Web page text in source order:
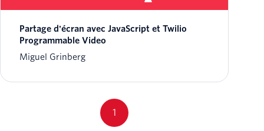
Partage d'écran avec JavaScript et Twilio
Programmable Video
Miguel Grinberg
1